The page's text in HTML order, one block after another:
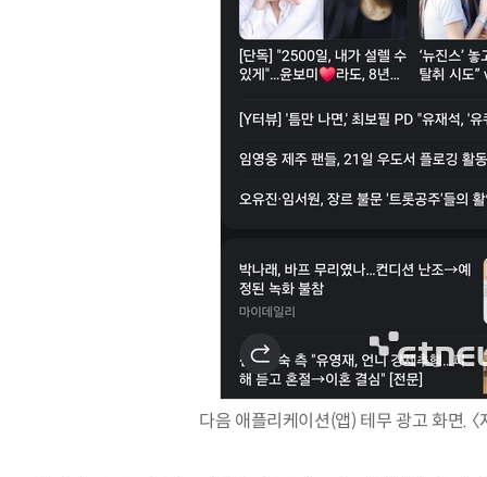
다음 애플리케이션(앱) 테무 광고 화면. 〈